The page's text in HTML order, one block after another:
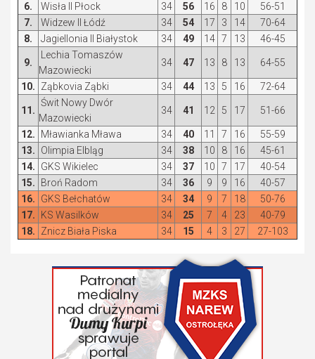
6.
Wisła II Płock 34 56 16 8 10
56-51
7.
Widzew II Łódź 34 54 17 3 14
70-64
8.
Jagiellonia II Białystok 34 49 14 7 13 46-45
9.
Lechia Tomaszów
Mazowiecki
34 47 13 8 13 64-55
10. Ząbkovia Ząbki 34 44 13 5 16 72-64
11.
Świt Nowy Dwór
Mazowiecki
34 41 12 5 17 51-66
12. Mławianka Mława 34 40 11 7 16
55-59
13.
Olimpia Elbląg 34 38 10 8 16
45-61
14.
GKS Wikielec 34 37 10 7 17
40-54
15.
Broń Radom 34 36 9 9 16
40-57
16.
GKS Bełchatów 34 34 9 7 18
50-76
17.
KS Wasilków 34 25 7 4 23
40-79
18.
Znicz Biała Piska 34 15 4 3 27 27-103